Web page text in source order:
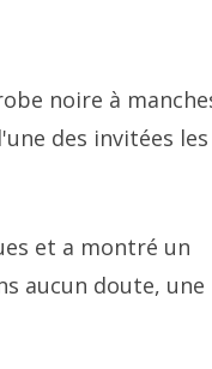
noire à
des invitées les
et a montré un
aucun doute, une